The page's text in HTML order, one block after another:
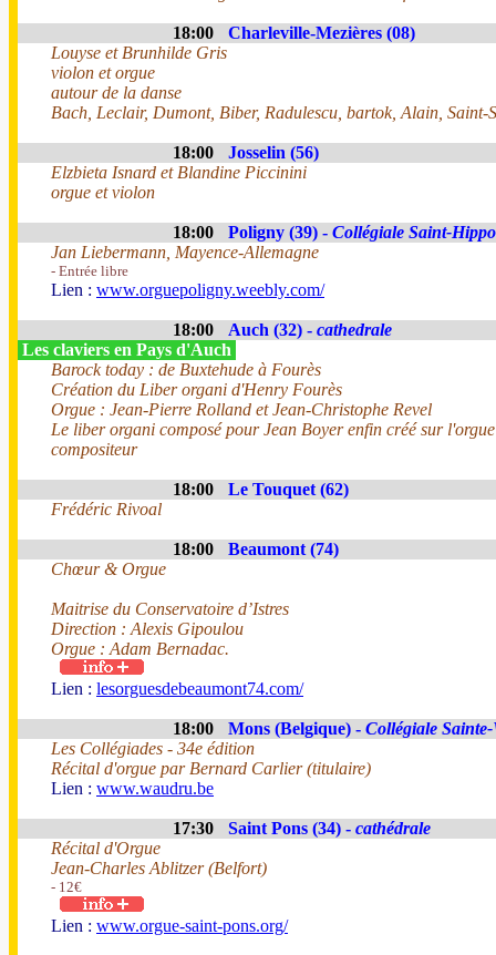
18:00
Charleville-Mezières (08)
Louyse et Brunhilde Gris
violon et orgue
autour de la danse
Bach, Leclair, Dumont, Biber, Radulescu, bartok, Alain, Saint-
18:00
Josselin (56)
Elzbieta Isnard et Blandine Piccinini
orgue et violon
18:00 Poligny (39) - Collégiale Saint-
Jan Liebermann, Mayence-Allemagne
- Entrée libre
Lien : www.orguepoligny.weebly.com/
18:00 Auch (32) - cathedrale
Les claviers en Pays d'Auch
Barock today : de Buxtehude à Fourès
Création du Liber organi d'Henry Fourès
Orgue : Jean-Pierre Rolland et Jean-Christophe Revel
Le liber organi composé pour Jean Boyer enfin créé sur
compositeur
18:00
Le Touquet (62)
Frédéric Rivoal
18:00
Beaumont (74)
Chœur & Orgue
Maitrise du Conservatoire d’Istres
Direction : Alexis Gipoulou
Orgue : Adam Bernadac.
Lien : lesorguesdebeaumont74.com/
18:00 Mons (Belgique) - Collégiale
Les Collégiades - 34e édition
Récital d'orgue par Bernard Carlier (titulaire)
Lien : www.waudru.be
17:30 Saint Pons (34) - cathédrale
Récital d'Orgue
Jean-Charles Ablitzer (Belfort)
- 12€
Lien : www.orgue-saint-pons.org/